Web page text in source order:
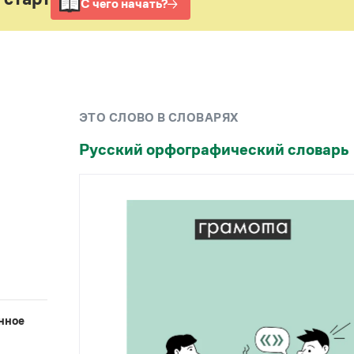
Рекомендуем
Интерактивные упражнения: от простого к
Скороговорки
ЭТО СЛОВО В СЛОВАРЯХ
Русский орфографический словарь